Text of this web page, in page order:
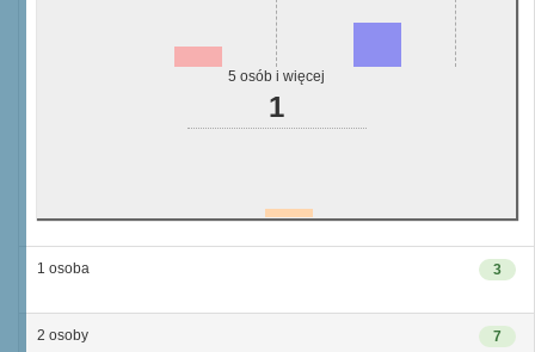
5 osób i więcej
1
3
1 osoba
7
2 osoby